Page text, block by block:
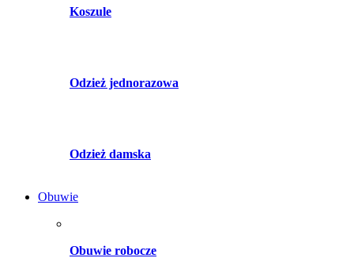
Koszule
Odzież jednorazowa
Odzież damska
Obuwie
Obuwie robocze